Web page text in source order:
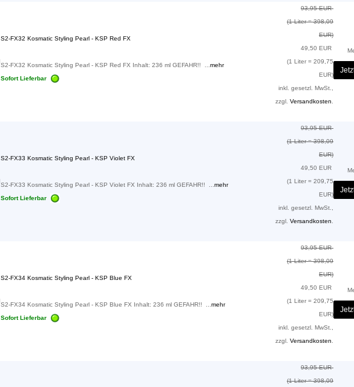
S2-FX32 Kosmatic Styling Pearl - KSP Red FX
S2-FX32 Kosmatic Styling Pearl - KSP Red FX Inhalt: 236 ml GEFAHR!! ... mehr
Sofort Lieferbar
93,95 EUR
(1 Liter = 398,09
EUR)
49,50 EUR
(1 Liter = 209,75
EUR)
inkl. gesetzl. MwSt.,
zzgl. Versandkosten
S2-FX33 Kosmatic Styling Pearl - KSP Violet FX
S2-FX33 Kosmatic Styling Pearl - KSP Violet FX Inhalt: 236 ml GEFAHR!! ... mehr
Sofort Lieferbar
93,95 EUR
(1 Liter = 398,09
EUR)
49,50 EUR
(1 Liter = 209,75
EUR)
inkl. gesetzl. MwSt.,
zzgl. Versandkosten
S2-FX34 Kosmatic Styling Pearl - KSP Blue FX
S2-FX34 Kosmatic Styling Pearl - KSP Blue FX Inhalt: 236 ml GEFAHR!! ... mehr
Sofort Lieferbar
93,95 EUR
(1 Liter = 398,09
EUR)
49,50 EUR
(1 Liter = 209,75
EUR)
inkl. gesetzl. MwSt.,
zzgl. Versandkosten
93,95 EUR
(1 Liter = 398,09